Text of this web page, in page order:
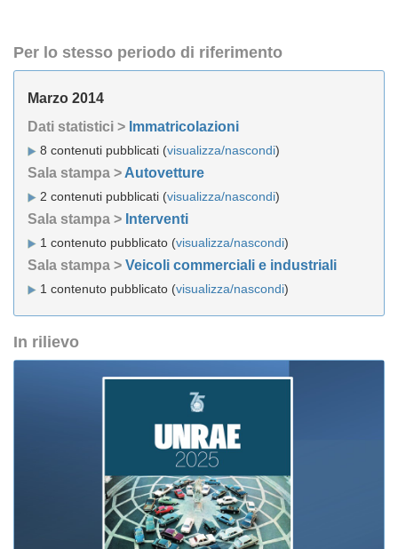
Per lo stesso periodo di riferimento
Marzo 2014
Dati statistici > Immatricolazioni
8 contenuti pubblicati (visualizza/nascondi)
Sala stampa > Autovetture
2 contenuti pubblicati (visualizza/nascondi)
Sala stampa > Interventi
1 contenuto pubblicato (visualizza/nascondi)
Sala stampa > Veicoli commerciali e industriali
1 contenuto pubblicato (visualizza/nascondi)
In rilievo